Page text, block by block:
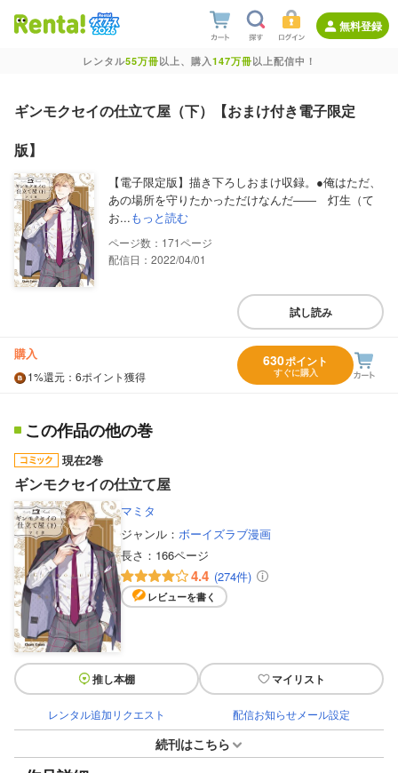
無料登録
レンタル55万冊以上、購入147万冊以上配信中！
ギンモクセイの仕立て屋（下）【おまけ付き電子限定
版】
【電子限定版】描き下ろしおまけ収録。●俺はただ、
あの場所を守りたかっただけなんだ―― 灯生（て
お...もっと読む
171
配信日：2022/04/01
試し読み
購入
1%還元 ：6ポイント獲得
630ポイント
すぐに購入
この作品の他の巻
現在2巻
ギンモクセイの仕立て屋
マミタ
ジャンル： ボーイズラブ漫画
長さ： 166ページ
4.4 (274件)
レビューを書く
推し本棚 マイリスト
レンタル追加リクエスト 配信お知らせメール設定
続刊はこちら